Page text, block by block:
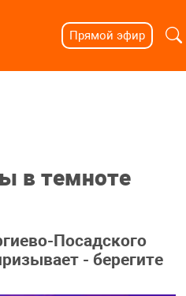
Прямой эфир
в темноте
Посадского
- берегите